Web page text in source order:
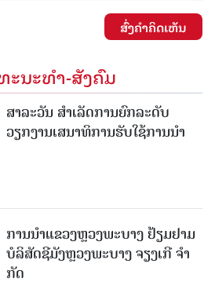
ສົ່ງຄໍາຄິດເຫັນ
ະນະທຳ-ສັງຄົມ
ສາລະວັນ ສໍາເລັດການຍົກລະດັບ
ວຽກງານເສນາທິການຮັບໃຊ້ການນໍາ
ການນຳແຂວງຫຼວງພະບາງ ຢ້ຽມ​ຢາມ
ບໍ​ລິ​ສັດຊີມັງຫຼວງພະບາງ ຈຽງເກີ ຈໍາ
ກັດ